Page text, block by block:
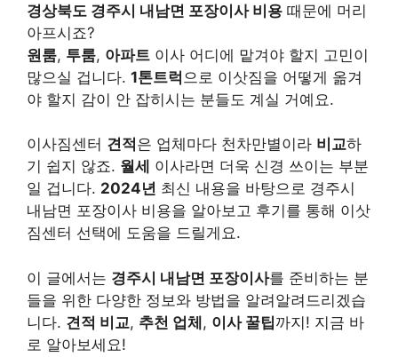
경상북도 경주시 내남면 포장이사 비용 때문에 머리
아프시죠?
원룸, 투룸, 아파트 이사 어디에 맡겨야 할지 고민이
많으실 겁니다. 1톤트럭 으로 이삿짐을 어떻게 옮겨
야 할지 감이 안 잡히시는 분들도 계실 거예요.
이사짐센터 견적 은 업체마다 천차만별이라 비교하
기 쉽지 않죠. 월세 이사라면 더욱 신경 쓰이는 부분
일 겁니다. 2024년 최신 내용을 바탕으로 경주시
내남면 포장이사 비용을 알아보고 후기를 통해 이삿
짐센터 선택에 도움을 드릴게요.
이 글에서는 경주시 내남면 포장이사를 준비하는 분
들을 위한 다양한 정보와 방법을 알려알려드리겠습
니다. 견적 비교, 추천 업체, 이사 꿀팁까지! 지금 바
로 알아보세요!